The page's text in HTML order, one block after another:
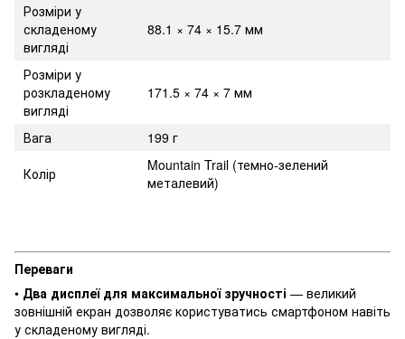
Розміри у
складеному
вигляді
88.1 × 74 × 15.7 мм
Розміри у
розкладеному
вигляді
171.5 × 74 × 7 мм
Вага
199 г
Колір
Mountain Trail (темно-зелений
металевий)
Переваги
• Два дисплеї для максимальної зручності — великий
зовнішній екран дозволяє користуватись смартфоном навіть
у складеному вигляді.